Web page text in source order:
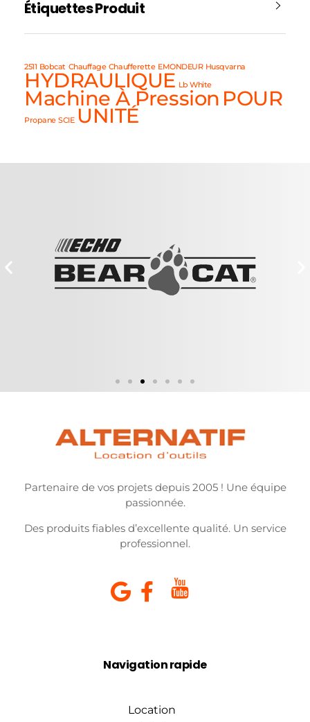
Étiquettes Produit
2511 Bobcat Chauffage Chaufferette EMONDEUR Husqvarna
HYDRAULIQUE Lb White
Machine À Pression POUR
Propane SCIE UNITÉ
Partenaire de vos projets depuis 2005 ! Une équipe
passionnée.
Des produits fiables d’excellente qualité. Un service
professionnel.
Navigation rapide
Location